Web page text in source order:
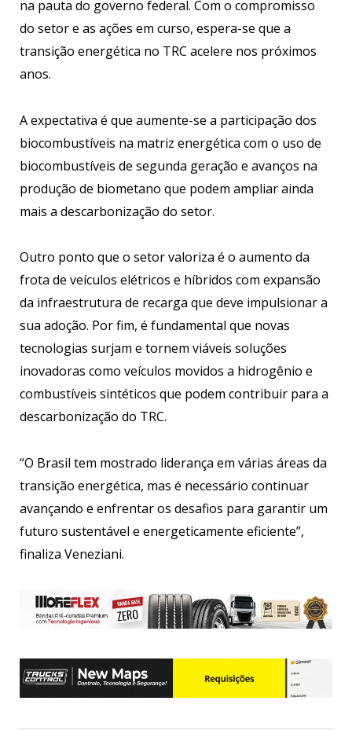
na pauta do governo federal. Com o compromisso
do setor e as ações em curso, espera-se que a
transição energética no TRC acelere nos próximos
anos.
A expectativa é que aumente-se a participação dos
biocombustíveis na matriz energética com o uso de
biocombustíveis de segunda geração e avanços na
produção de biometano que podem ampliar ainda
mais a descarbonização do setor.
Outro ponto que o setor valoriza é o aumento da
frota de veículos elétricos e híbridos com expansão
da infraestrutura de recarga que deve impulsionar a
sua adoção. Por fim, é fundamental que novas
tecnologias surjam e tornem viáveis soluções
inovadoras como veículos movidos a hidrogênio e
combustíveis sintéticos que podem contribuir para a
descarbonização do TRC.
“O Brasil tem mostrado liderança em várias áreas da
transição energética, mas é necessário continuar
avançando e enfrentar os desafios para garantir um
futuro sustentável e energeticamente eficiente”,
finaliza Veneziani.